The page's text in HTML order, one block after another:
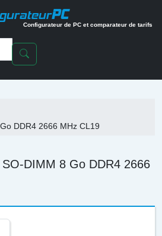
PC
Configurateur de PC et comparateur de tarifs
DDR4 2666 MHz CL19
DIMM 8 Go DDR4 2666